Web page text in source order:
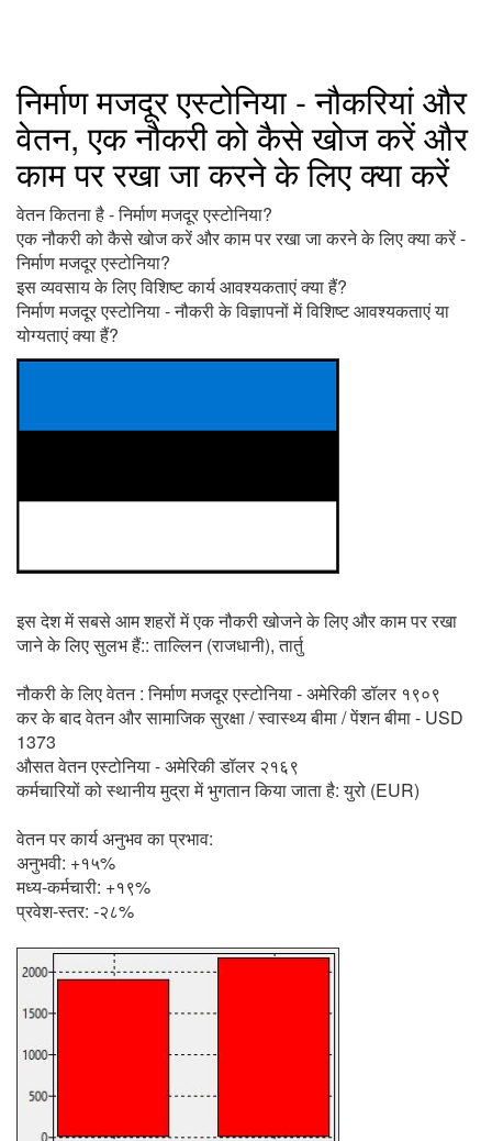
निर्माण मजदूर एस्टोनिया - नौकरियां और
वेतन, एक नौकरी को कैसे खोज करें और
काम पर रखा जा करने के लिए क्या करें
वेतन कितना है - निर्माण मजदूर एस्टोनिया?
एक नौकरी को कैसे खोज करें और काम पर रखा जा करने के लिए क्या करें -
निर्माण मजदूर एस्टोनिया?
इस व्यवसाय के लिए विशिष्ट कार्य आवश्यकताएं क्या हैं?
निर्माण मजदूर एस्टोनिया - नौकरी के विज्ञापनों में विशिष्ट आवश्यकताएं या
योग्यताएं क्या हैं?
इस देश में सबसे आम शहरों में एक नौकरी खोजने के लिए और काम पर रखा
जाने के लिए सुलभ हैं:: ताल्लिन (राजधानी), तार्तु
नौकरी के लिए वेतन : निर्माण मजदूर एस्टोनिया - अमेरिकी डॉलर १९०९
कर के बाद वेतन और सामाजिक सुरक्षा / स्वास्थ्य बीमा / पेंशन बीमा - USD
1373
औसत वेतन एस्टोनिया - अमेरिकी डॉलर २१६९
कर्मचारियों को स्थानीय मुद्रा में भुगतान किया जाता है: युरो (EUR)
वेतन पर कार्य अनुभव का प्रभाव:
अनुभवी: +१५%
मध्य-कर्मचारी: +१९%
प्रवेश-स्तर: -२८%